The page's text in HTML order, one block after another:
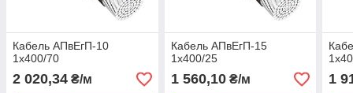
Кабель АПвЕгП-10
1х400/70
2 020,34 ₴/м
Кабель АПвЕгП-15
1х400/25
1 560,10₴/м 1